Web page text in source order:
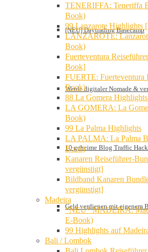
[NEU] Daytrading Basecamp
Werde digitaler Nomade &
10 geheime Blog Traffic
Geld verdienen mit eigenem
TENERIFFA: Teneriffa
Book)
99 Lanzarote Highlights
LANZAROTE:
Book)
Fuerteventura
Book]
FUERTE:
Book)
88 La Gomera
LA GOMERA: La
Book)
99 La Palma Highlights
LA PALMA: La Palma
Book)
Kanaren Reiseführer-
vergünstigt]
Bildband Kanaren
vergünstigt]
Madeira
*NEU* MADEIRA:
E-Book)
99 Highlights auf
Bali / Lombok